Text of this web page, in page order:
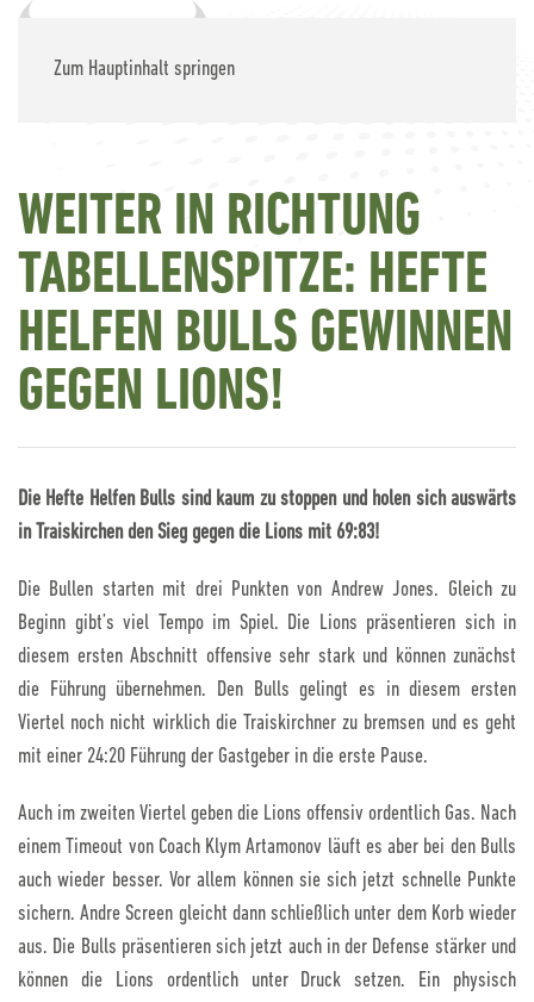
Zum Hauptinhalt springen
WEITER IN RICHTUNG
TABELLENSPITZE: HEFTE
HELFEN BULLS GEWINNEN
GEGEN LIONS!
Die Hefte Helfen Bulls sind kaum zu stoppen und holen sich auswärts
in Traiskirchen den Sieg gegen die Lions mit 69:83!
Die Bullen starten mit drei Punkten von Andrew Jones. Gleich zu
Beginn gibt’s viel Tempo im Spiel. Die Lions präsentieren sich in
diesem ersten Abschnitt offensive sehr stark und können zunächst
die Führung übernehmen. Den Bulls gelingt es in diesem ersten
Viertel noch nicht wirklich die Traiskirchner zu bremsen und es geht
mit einer 24:20 Führung der Gastgeber in die erste Pause.
Auch im zweiten Viertel geben die Lions offensiv ordentlich Gas. Nach
einem Timeout von Coach Klym Artamonov läuft es aber bei den Bulls
auch wieder besser. Vor allem können sie sich jetzt schnelle Punkte
sichern. Andre Screen gleicht dann schließlich unter dem Korb wieder
aus. Die Bulls präsentieren sich jetzt auch in der Defense stärker und
können die Lions ordentlich unter Druck setzen. Ein physisch